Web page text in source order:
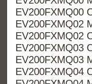
EV200FXMQ00
EV200FXMQ02
EV200FXMQ02
EV200FXMQ03
EV200FXMQ03
EV200FXMQ04